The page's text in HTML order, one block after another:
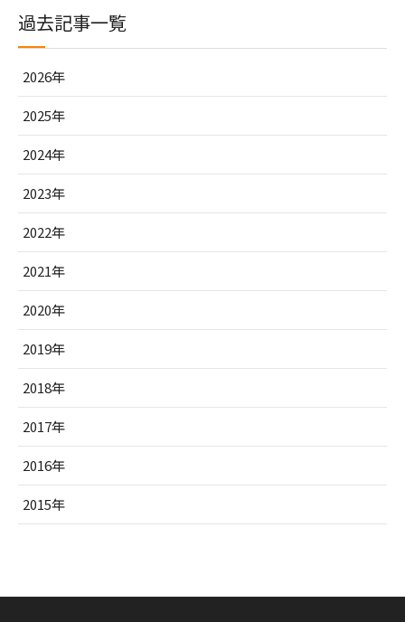
過去記事一覧
2026年
2025年
2024年
2023年
2022年
2021年
2020年
2019年
2018年
2017年
2016年
2015年